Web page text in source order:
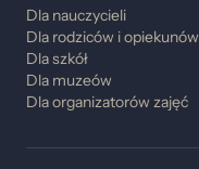
Dla nauczycieli
Dla rodziców i opiekunów
Dla szkół
Dla muzeów
Dla organizatorów zajęć